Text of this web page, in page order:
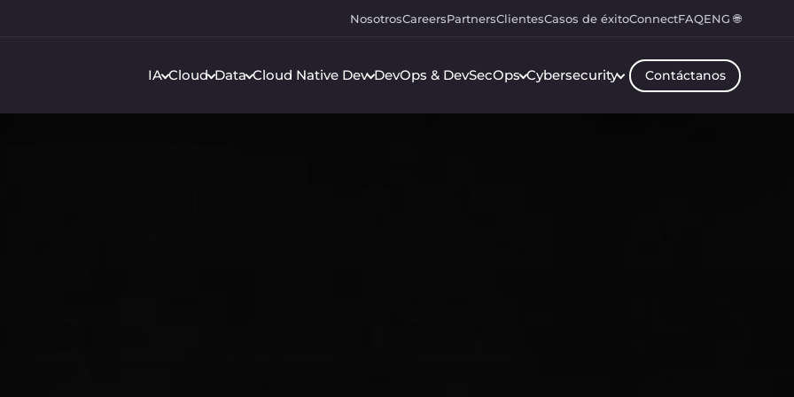
NosotrosCareersPartnersClientesCasos de éxitoConnectFAQENG 🌐
IA Cloud Data Cloud Native Dev DevOps & DevSecOps Cybersecurity Contáctanos